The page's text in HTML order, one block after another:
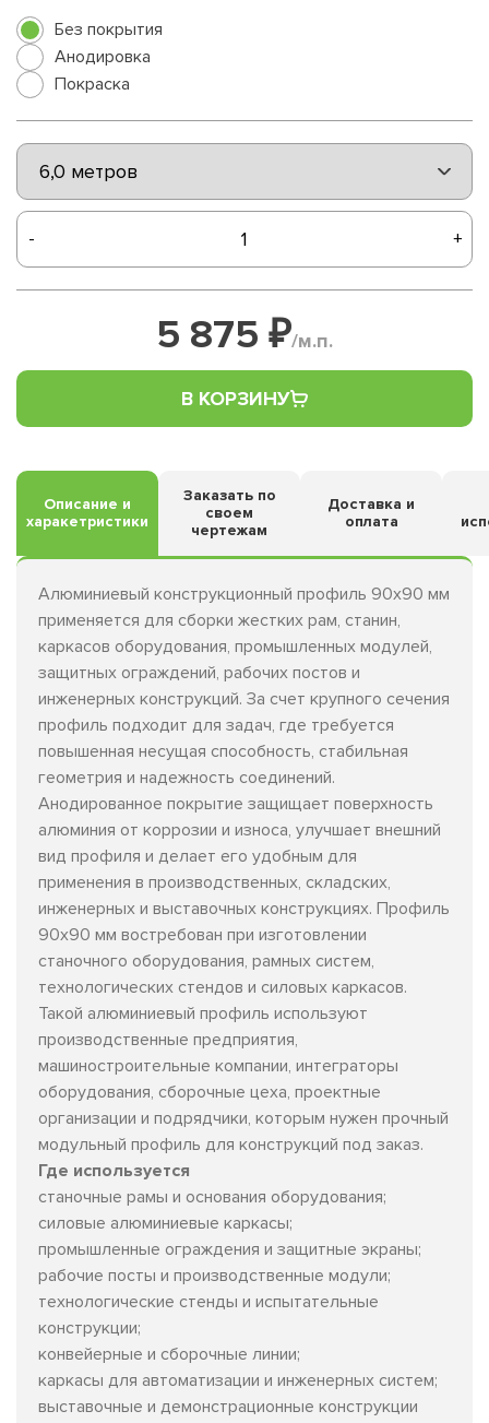
Без покрытия
Анодировка
Покраска
- +
5 875 ₽/м.п.
В КОРЗИНУ
Описание и
харакетристики
Заказать по
своем
чертежам
Доставка и
оплата
Алюминиевый конструкционный профиль 90х90 мм
применяется для сборки жестких рам, станин,
каркасов оборудования, промышленных модулей,
защитных ограждений, рабочих постов и
инженерных конструкций. За счет крупного сечения
профиль подходит для задач, где требуется
повышенная несущая способность, стабильная
геометрия и надежность соединений.
Анодированное покрытие защищает поверхность
алюминия от коррозии и износа, улучшает внешний
вид профиля и делает его удобным для
применения в производственных, складских,
инженерных и выставочных конструкциях. Профиль
90х90 мм востребован при изготовлении
станочного оборудования, рамных систем,
технологических стендов и силовых каркасов.
Такой алюминиевый профиль используют
производственные предприятия,
машиностроительные компании, интеграторы
оборудования, сборочные цеха, проектные
организации и подрядчики, которым нужен прочный
модульный профиль для конструкций под заказ.
Где используется
станочные рамы и основания оборудования;
силовые алюминиевые каркасы;
промышленные ограждения и защитные экраны;
рабочие посты и производственные модули;
технологические стенды и испытательные
конструкции;
конвейерные и сборочные линии;
каркасы для автоматизации и инженерных систем;
выставочные и демонстрационные конструкции